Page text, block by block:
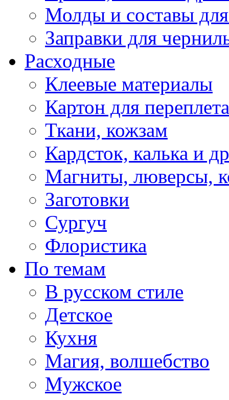
Молды и составы
Заправки для
Расходные
Клеевые материалы
Картон для переплета
Ткани, кожзам
Кардсток, калька и
Магниты, люверсы,
Заготовки
Сургуч
Флористика
По темам
В русском стиле
Детское
Кухня
Магия, волшебство
Мужское